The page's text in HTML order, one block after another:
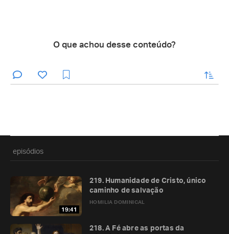
O que achou desse conteúdo?
enviar
episódios
19:41
HOMILIA DOMINICAL
219. Humanidade de Cristo, único
caminho de salvação
218. A Fé abre as portas da